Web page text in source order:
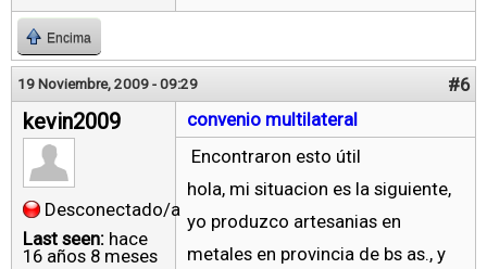
Encima
19 Noviembre, 2009 - 09:29 #6
kevin2009
Desconectado/a
Last seen: hace
16 años 8 meses
convenio multilateral
Encontraron esto útil
hola, mi situacion es la siguiente,
yo produzco artesanias en
metales en provincia de bs as., y